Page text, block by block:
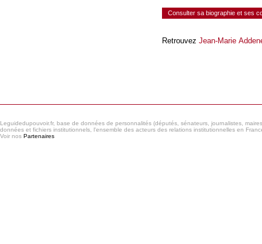
Consulter sa biographie et ses
Retrouvez Jean-Marie
Leguidedupouvoir.fr, base de données de personnalités (députés, sénateurs, journalistes,
données et fichiers institutionnels, l'ensemble des acteurs des relations institutionnelles en
Voir nos Partenaires